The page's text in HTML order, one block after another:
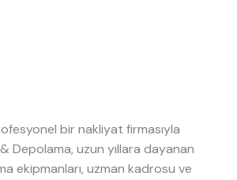
bir nakliyat firmasıyla
Depolama, uzun yıllara dayanan
ekipmanları, uzman kadrosu ve